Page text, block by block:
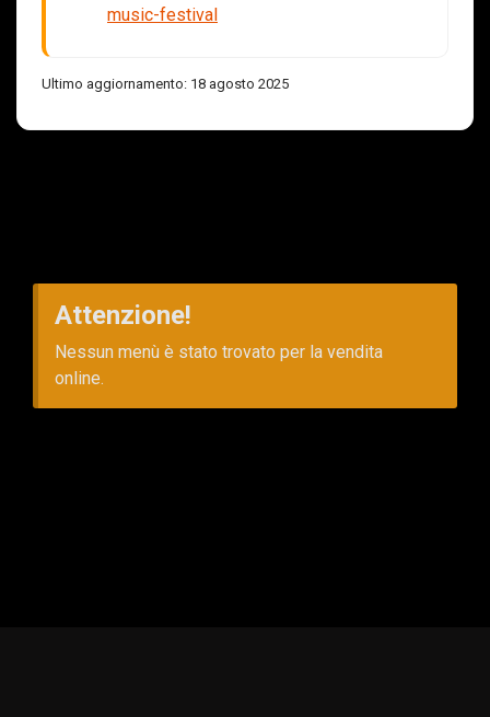
music-festival
Ultimo aggiornamento: 18 agosto 2025
Attenzione!
Nessun menù è stato trovato per la vendita
online.